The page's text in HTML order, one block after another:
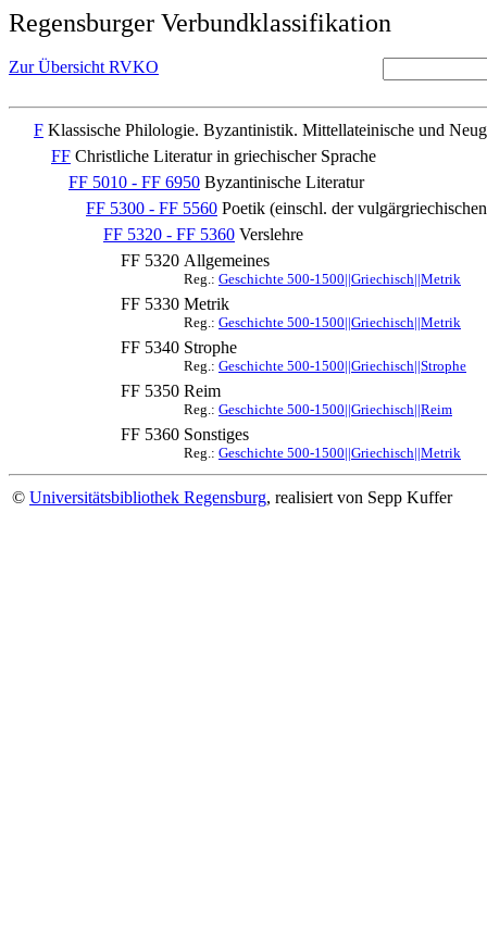
Regensburger Verbundklassifikation
Zur Übersicht RVKO
F Klassische Philologie. Byzantinistik. Mittellateinische und
FF Christliche Literatur in griechischer Sprache
FF 5010 - FF 6950 Byzantinische Literatur
FF 5300 - FF 5560 Poetik (einschl. der
FF 5320 - FF 5360 Verslehre
FF 5320 Allgemeines
Reg.: Geschichte 500-1500||Griechisch||Metrik
FF 5330 Metrik
Reg.: Geschichte 500-1500||Griechisch||Metrik
FF 5340 Strophe
Reg.: Geschichte 500-1500||Griechisch||Strophe
FF 5350 Reim
Reg.: Geschichte 500-1500||Griechisch||Reim
FF 5360 Sonstiges
Reg.: Geschichte 500-1500||Griechisch||Metrik
© Universitätsbibliothek Regensburg, realisiert von Sepp Kuffer